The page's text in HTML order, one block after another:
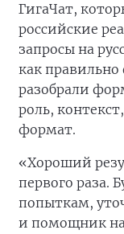
ГигаЧат,
российские
запросы на
как
разобрали
роль,
формат.
«Хороший
первого раза.
попыткам,
и помощник